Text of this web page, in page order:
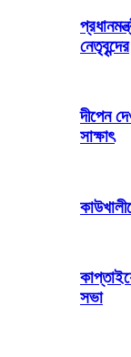
নেতৃবৃন্দের
দীপেন
সাক্ষাৎ
সভা